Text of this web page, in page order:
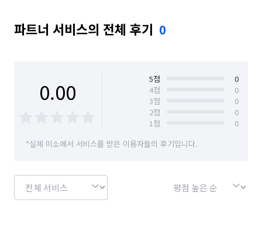
파트너 서비스의 전체 후기 0
0.00 5점
0
4점
0
3점
0
2점
0
1점
0
*실제 미소에서 서비스를 받은 이용자들의 후기입니다.